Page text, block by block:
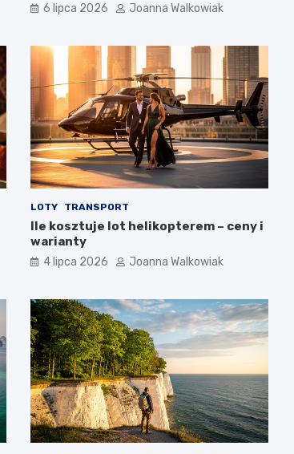
6 lipca 2026 Joanna Walkowiak
LOTY TRANSPORT
Ile kosztuje lot helikopterem – ceny i
warianty
4 lipca 2026 Joanna Walkowiak